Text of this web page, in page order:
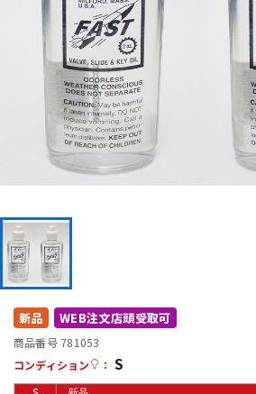
キーボード
管楽器
アンプ
配信/ライブ機器
新品 WEB注文店頭受取可
商品番号 781053
コンディション
： S